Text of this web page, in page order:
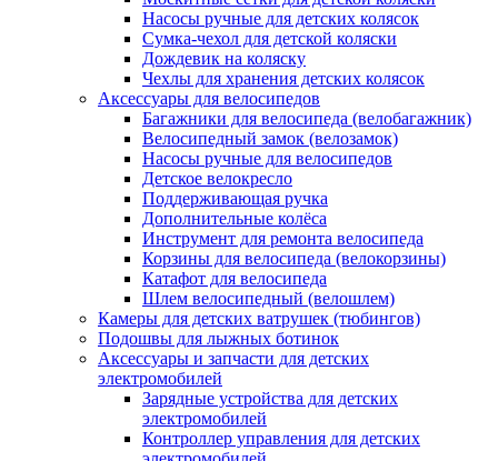
Насосы ручные для детских колясок
Сумка-чехол для детской коляски
Дождевик на коляску
Чехлы для хранения детских колясок
Аксессуары для велосипедов
Багажники для велосипеда (велобагажник)
Велосипедный замок (велозамок)
Насосы ручные для велосипедов
Детское велокресло
Поддерживающая ручка
Дополнительные колёса
Инструмент для ремонта велосипеда
Корзины для велосипеда (велокорзины)
Катафот для велосипеда
Шлем велосипедный (велошлем)
Камеры для детских ватрушек (тюбингов)
Подошвы для лыжных ботинок
Аксессуары и запчасти для детских
электромобилей
Зарядные устройства для детских
электромобилей
Контроллер управления для детских